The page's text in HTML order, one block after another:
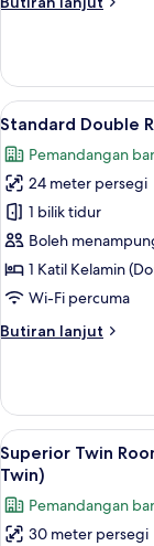
(Plaza
Tower)
Double
Room,
Non
(Plaza
/
South
Tower)
Lihat
semua
foto
untuk
Standard
Double
Room,
Non
Smoking
6
Standard Double
Pemandangan
24 meter persegi
1 bilik tidur
Boleh
1 Katil Kelamin
Wi-Fi percuma
Butiran lanjut
Butiran
Double
Room,
Non
Smoking
Lihat
semua
foto
untuk
7
Superior Twin
Twin)
Pemandangan
30 meter persegi